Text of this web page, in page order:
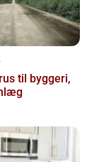
til byggeri,